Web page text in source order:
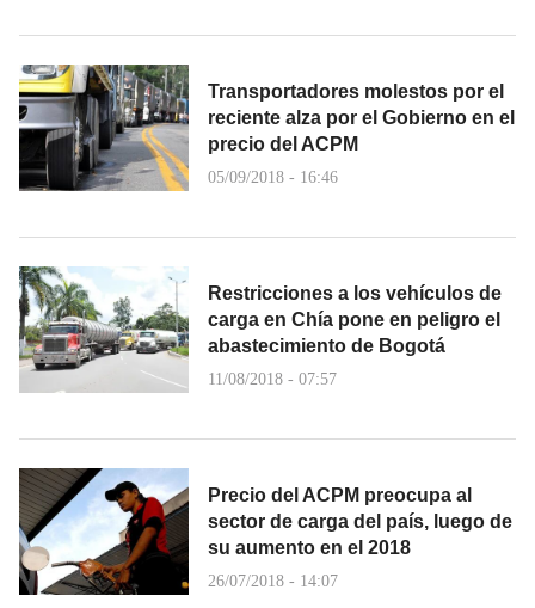
Transportadores molestos por el
reciente alza por el Gobierno en el
precio del ACPM
05/09/2018 - 16:46
Restricciones a los vehículos de
carga en Chía pone en peligro el
abastecimiento de Bogotá
11/08/2018 - 07:57
Precio del ACPM preocupa al
sector de carga del país, luego de
su aumento en el 2018
26/07/2018 - 14:07